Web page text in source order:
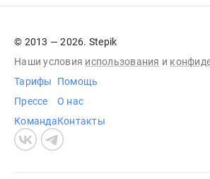
© 2013 — 2026. Stepik
Наши условия использования и
Тарифы
Прессе
Команда
Помощь
О нас
Контакты